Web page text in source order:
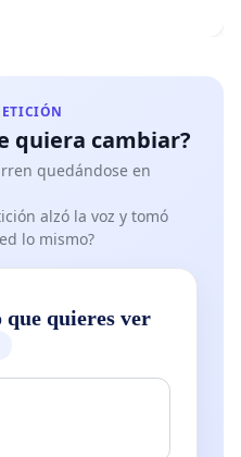
quiera cambiar?
quedándose en
alzó la voz y tomó
lo mismo?
que quieres ver